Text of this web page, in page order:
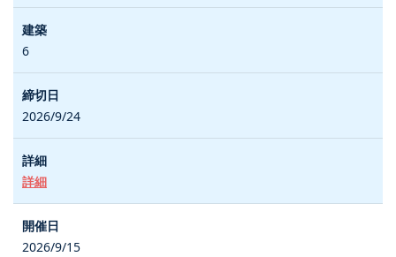
6
2026/9/24
詳細
2026/9/15